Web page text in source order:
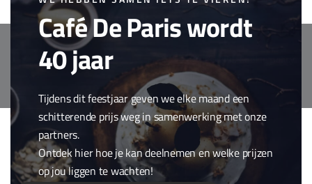
Veggies
Copyright © 2018 Cafe de Paris. All Rights Reserved.
webdesign byconversal
Café De Paris wordt
40 jaar
Tijdens dit feestjaar geven we elke maand een
schitterende prijs weg in samenwerking met onze
partners.
Ontdek hier hoe je kan deelnemen en welke prijzen
op jou liggen te wachten!